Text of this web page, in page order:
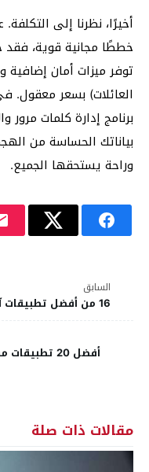
أخيرًا، نظرنا إلى
خططًا مجانية قوية، فقد
توفر ميزات أمان
العائلات) بسعر معقول.
برنامج إدارة كلمات
بياناتك الحساسة من
وراحة يستحقها الجميع.
السابق
16 من أفضل تطبيقات آيفون المجانية
أفضل 20
مقالات ذات صلة